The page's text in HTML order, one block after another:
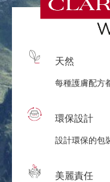
天然
每種護膚配方
環保設計
設計環保的包
美麗責任